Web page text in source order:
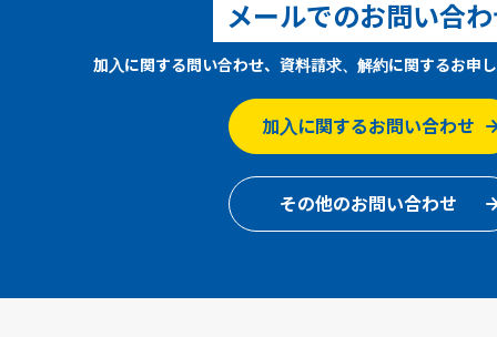
メールでのお問い合
加入に関する問い合わせ、資料請求、解約に関するお申
加入に関するお問い合わせ
その他のお問い合わせ